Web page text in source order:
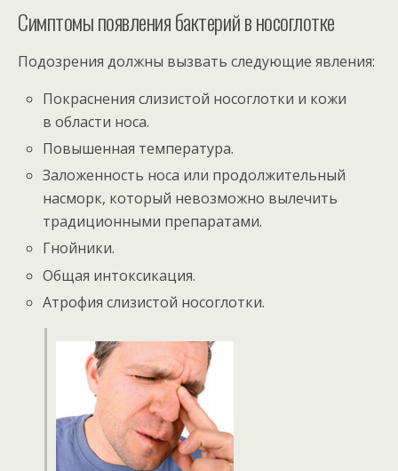
Симптомы появления бактерий в носоглотке
Подозрения должны вызвать следующие явления:
Покраснения слизистой носоглотки и кожи
в области носа.
Повышенная температура.
Заложенность носа или продолжительный
насморк, который невозможно вылечить
традиционными препаратами.
Гнойники.
Общая интоксикация.
Атрофия слизистой носоглотки.